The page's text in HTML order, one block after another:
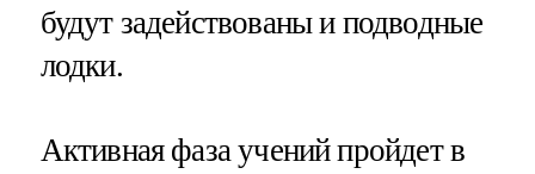
будут задействованы и подводные
лодки.
Активная фаза учений пройдет в